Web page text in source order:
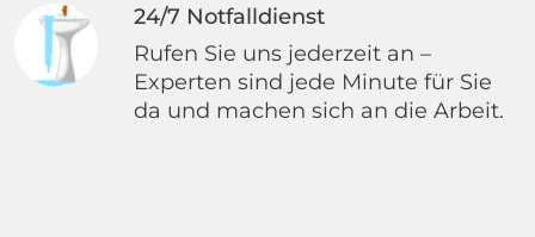
24/7 Notfalldienst
Rufen Sie uns jederzeit an –
Experten sind jede Minute für Sie
da und machen sich an die Arbeit.